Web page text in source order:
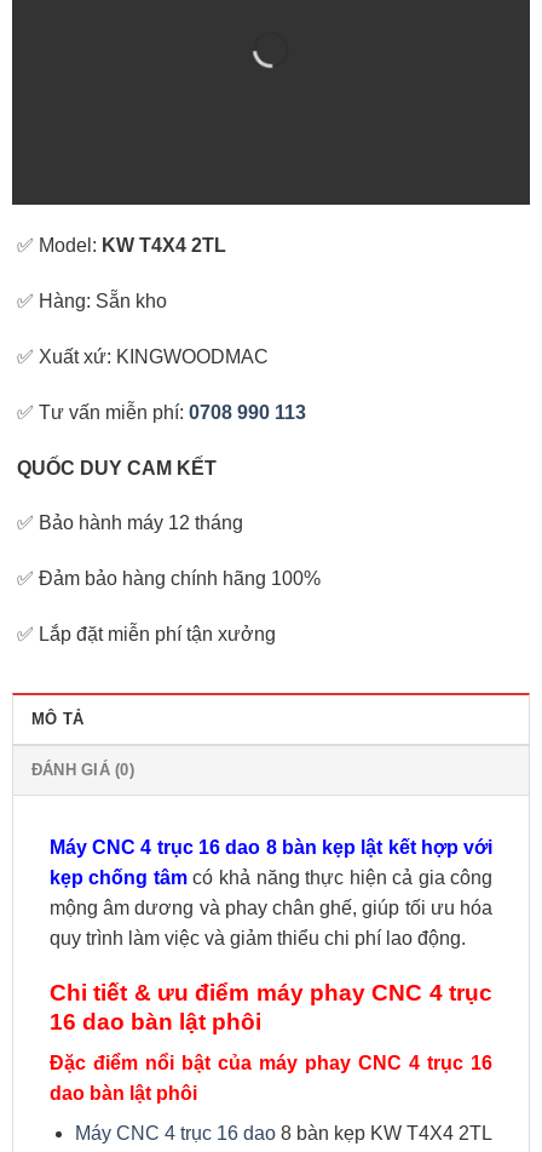
✅ Model: KW T4X4 2TL
✅ Hàng: Sẵn kho
✅ Xuất xứ: KINGWOODMAC
✅ Tư vấn miễn phí:0708 990 113
QUỐC DUY CAM KẾT
✅ Bảo hành máy 12 tháng
✅ Đảm bảo hàng chính hãng 100%
✅ Lắp đặt miễn phí tận xưởng
MÔ TẢ
ĐÁNH GIÁ (0)
Máy CNC 4 trục 16 dao 8 bàn kẹp lật kết hợp với
kẹp chống tâmcó khả năng thực hiện cả gia công
mộng âm dương và phay chân ghế, giúp tối ưu hóa
quy trình làm việc và giảm thiểu chi phí lao động.
Chi tiết & ưu điểm máy phay CNC 4 trục
16 dao bàn lật phôi
Đặc điểm nổi bật của máy phay CNC 4 trục 16
dao bàn lật phôi
Máy CNC 4 trục 16 dao8 bàn kẹp KW T4X4 2TL